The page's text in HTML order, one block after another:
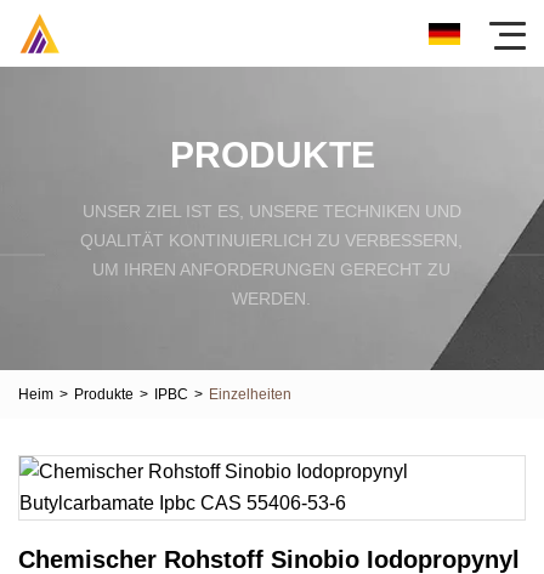
PRODUKTE
UNSER ZIEL IST ES, UNSERE TECHNIKEN UND
QUALITÄT KONTINUIERLICH ZU VERBESSERN,
UM IHREN ANFORDERUNGEN GERECHT ZU
WERDEN.
Heim > Produkte > IPBC > Einzelheiten
Chemischer Rohstoff Sinobio Iodopropynyl